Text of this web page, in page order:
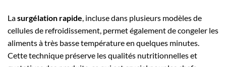
Lasurgélation rapide , incluse dans plusieurs modèles de
cellules de refroidissement, permet également de congeler les
aliments à très basse température en quelques minutes.
Cette technique préserve les qualités nutritionnelles et